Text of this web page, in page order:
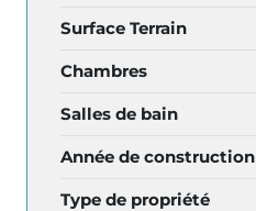
Surface Terrain
Chambres
Salles de bain
Année de construction
Type de propriété